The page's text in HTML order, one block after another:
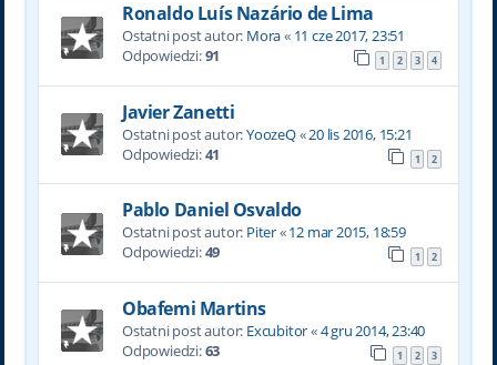
Ronaldo Luís Nazário de Lima
Ostatni post autor: Mora« 11 cze 2017, 23:51
Odpowiedzi:91 1 2 3 4
Javier Zanetti
Ostatni post autor:YoozeQ«20 lis 2016, 15:21
Odpowiedzi:41 1 2
Pablo Daniel Osvaldo
Ostatni post autor: Piter«12 mar 2015, 18:59
Odpowiedzi:49 1 2
Obafemi Martins
Ostatni post autor: Excubitor«4 gru 2014, 23:40
Odpowiedzi:63 1 2 3